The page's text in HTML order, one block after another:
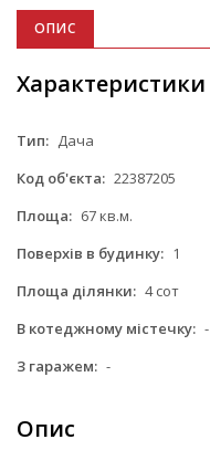
ОПИС
Характеристики
Тип: Дача
Код об'єкта: 22387205
Площа: 67 кв.м.
Поверхів в будинку: 1
Площа ділянки: 4 сот
В котеджному містечку: -
З гаражем: -
Опис